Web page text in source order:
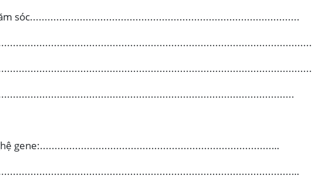
sóc............................................................................................
gene:...............................................................................…